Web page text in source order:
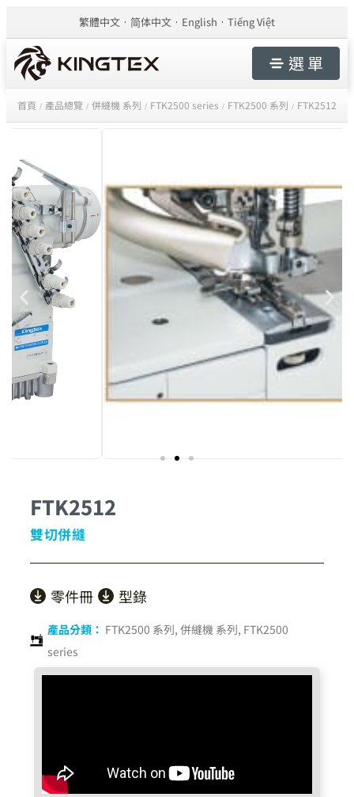
繁體中文 简体中文 English Tiếng Việt
選 單
首頁 / 產品總覽 / 併縫機 系列 / FTK2500 series / FTK2500 系列 / FTK2512
FTK2512
雙切併縫
零件冊 型錄
產品分類： FTK2500 系列, 併縫機 系列, FTK2500
series